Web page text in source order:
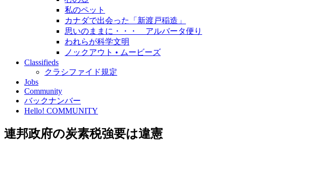
私のペット
カナダで出会った「新渡戸稲造」
思いのままに・・・ アルバータ便り
われらが科学文明
ノックアウト • ムービーズ
Classifieds
クラシファイド規定
Jobs
Community
バックナンバー
Hello! COMMUNITY
連邦政府の炭素税強要は違憲